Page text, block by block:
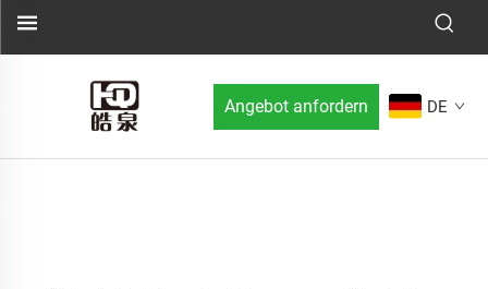
Angebot anfordern DE